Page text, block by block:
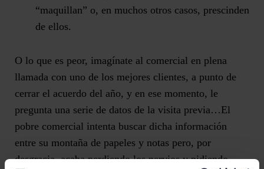
“maquillan” o, en muchos otros casos, prescinden
de ellos.
O lo que es peor, imagínate al comercial en plena
llamada con uno de los mejores clientes, a punto de
cerrar el acuerdo del año, y en ese momento, le
pregunta una serie de datos de la visita previa…El
pobre comercial intenta buscar dicha información
entre su montaña de papeles y notas pero, por
desgracia, acaba perdiendo los nervios y pidiendo